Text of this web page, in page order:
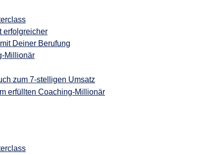
erfolgreicher
Deiner Berufung
Millionär
zum 7-stelligen Umsatz
erfüllten Coaching-Millionär